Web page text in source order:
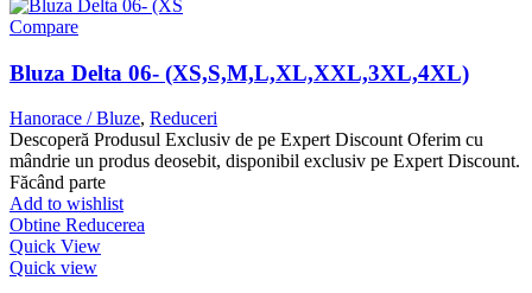
Compare
Bluza Delta 06- (XS,S,M,L,XL,XXL,3XL,4XL)
Hanorace / Bluze, Reduceri
Descoperă Produsul Exclusiv de pe Expert Discount Oferim cu
mândrie un produs deosebit, disponibil exclusiv pe Expert Discount.
Făcând parte
Add to wishlist
Obtine Reducerea
Quick View
Quick view